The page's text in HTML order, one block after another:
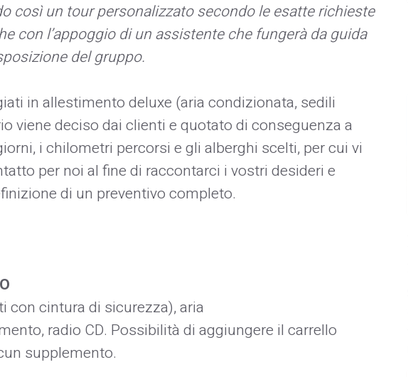
così un tour personalizzato secondo le esatte richieste
con l’appoggio di un assistente che fungerà da guida
del gruppo.
in allestimento deluxe (aria condizionata, sedili
viene deciso dai clienti e quotato di conseguenza a
i chilometri percorsi e gli alberghi scelti, per cui vi
per noi al fine di raccontarci i vostri desideri e
di un preventivo completo.
cintura di sicurezza), aria
radio CD. Possibilità di aggiungere il carrello
supplemento.